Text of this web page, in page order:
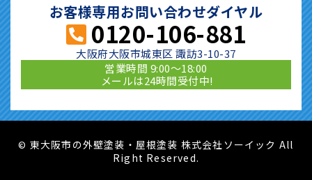
お客様専用お問い合わせダイヤル
0120-106-881
大阪府大阪市城東区 諏訪3-10-37
営業時間 9:00〜18:00
メールは24時間受付中!
© 東大阪市の外壁塗装・屋根塗装 株式会社ソーイック All
Right Reserved.